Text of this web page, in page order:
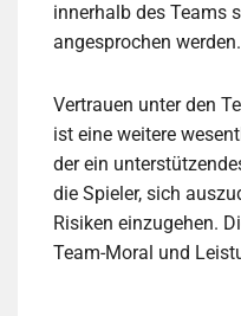
innerhalb des Teams
angesprochen werden.
Vertrauen unter den
ist eine weitere
der ein
die Spieler, sich
Risiken einzugehen.
Team-Moral und